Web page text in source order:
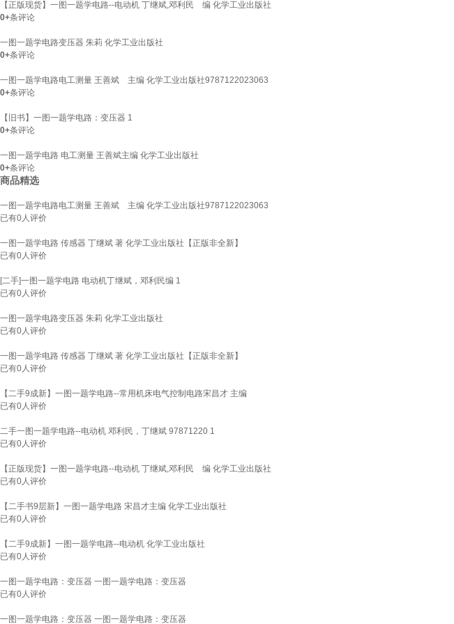
【正版现货】一图一题学电路--电动机 丁继斌,邓利民 编 化学工业出版社
0+条评论
一图一题学电路变压器 朱莉 化学工业出版社
0+条评论
一图一题学电路电工测量 王善斌 主编 化学工业出版社9787122023063
0+条评论
【旧书】一图一题学电路：变压器 1
0+条评论
一图一题学电路 电工测量 王善斌主编 化学工业出版社
0+条评论
商品精选
一图一题学电路电工测量 王善斌 主编 化学工业出版社9787122023063
已有0人评价
一图一题学电路 传感器 丁继斌 著 化学工业出版社【正版非全新】
已有0人评价
[二手]一图一题学电路 电动机丁继斌，邓利民编 1
已有0人评价
一图一题学电路变压器 朱莉 化学工业出版社
已有0人评价
一图一题学电路 传感器 丁继斌 著 化学工业出版社【正版非全新】
已有0人评价
【二手9成新】一图一题学电路--常用机床电气控制电路宋昌才 主编
已有0人评价
二手一图一题学电路--电动机 邓利民，丁继斌 97871220 1
已有0人评价
【正版现货】一图一题学电路--电动机 丁继斌,邓利民 编 化学工业出版社
已有0人评价
【二手书9层新】一图一题学电路 宋昌才主编 化学工业出版社
已有0人评价
【二手9成新】一图一题学电路--电动机 化学工业出版社
已有0人评价
一图一题学电路：变压器 一图一题学电路：变压器
已有0人评价
一图一题学电路：变压器 一图一题学电路：变压器